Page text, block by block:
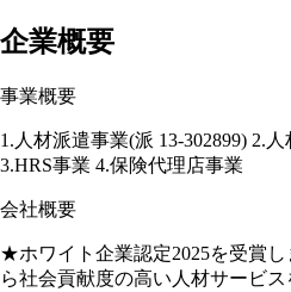
企業概要
事業概要
1.人材派遣事業(派 13-302899) 2.
3.HRS事業 4.保険代理店事業
会社概要
★ホワイト企業認定2025を受賞
ら社会貢献度の高い人材サービ